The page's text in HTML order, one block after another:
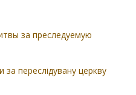
за преследуемую
переслідувану церкву